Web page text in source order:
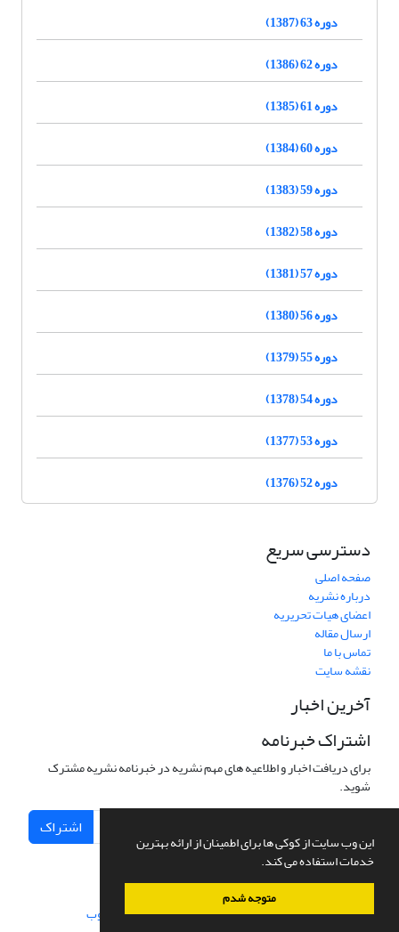
این وب سایت از کوکی ها برای اطمینان از ارائه بهترین
خدمات استفاده می کند.
متوجه شدم
دوره 63 (1387)
دوره 62 (1386)
دوره 61 (1385)
دوره 60 (1384)
دوره 59 (1383)
دوره 58 (1382)
دوره 57 (1381)
دوره 56 (1380)
دوره 55 (1379)
دوره 54 (1378)
دوره 53 (1377)
دوره 52 (1376)
دسترسی سریع
صفحه اصلی
درباره نشریه
اعضای هیات تحریریه
ارسال مقاله
تماس با ما
نقشه سایت
آخرین اخبار
اشتراک خبرنامه
برای دریافت اخبار و اطلاعیه های مهم نشریه در خبرنامه نشریه مشترک
شوید.
اشتراک
سامانه مدیریت نشریات علمی.طراحی و پیاده سازی از سیناوب